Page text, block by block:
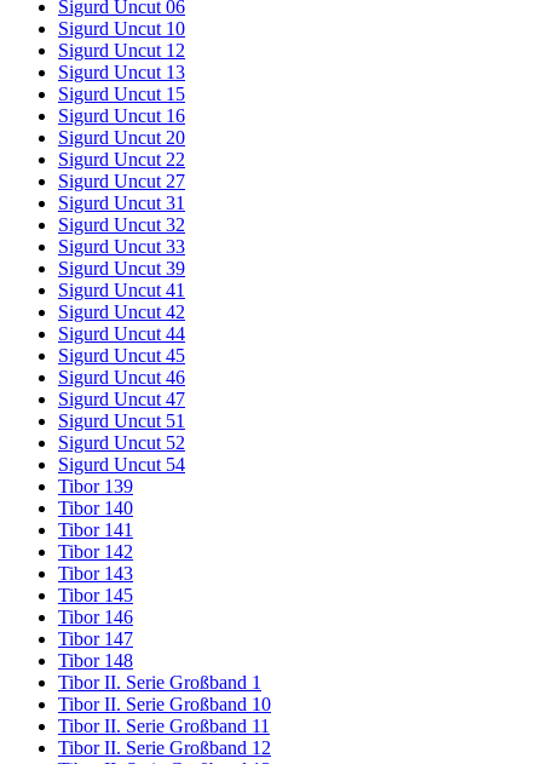
Sigurd Uncut 06
Sigurd Uncut 10
Sigurd Uncut 12
Sigurd Uncut 13
Sigurd Uncut 15
Sigurd Uncut 16
Sigurd Uncut 20
Sigurd Uncut 22
Sigurd Uncut 27
Sigurd Uncut 31
Sigurd Uncut 32
Sigurd Uncut 33
Sigurd Uncut 39
Sigurd Uncut 41
Sigurd Uncut 42
Sigurd Uncut 44
Sigurd Uncut 45
Sigurd Uncut 46
Sigurd Uncut 47
Sigurd Uncut 51
Sigurd Uncut 52
Sigurd Uncut 54
Tibor 139
Tibor 140
Tibor 141
Tibor 142
Tibor 143
Tibor 145
Tibor 146
Tibor 147
Tibor 148
Tibor II. Serie Großband 1
Tibor II. Serie Großband 10
Tibor II. Serie Großband 11
Tibor II. Serie Großband 12